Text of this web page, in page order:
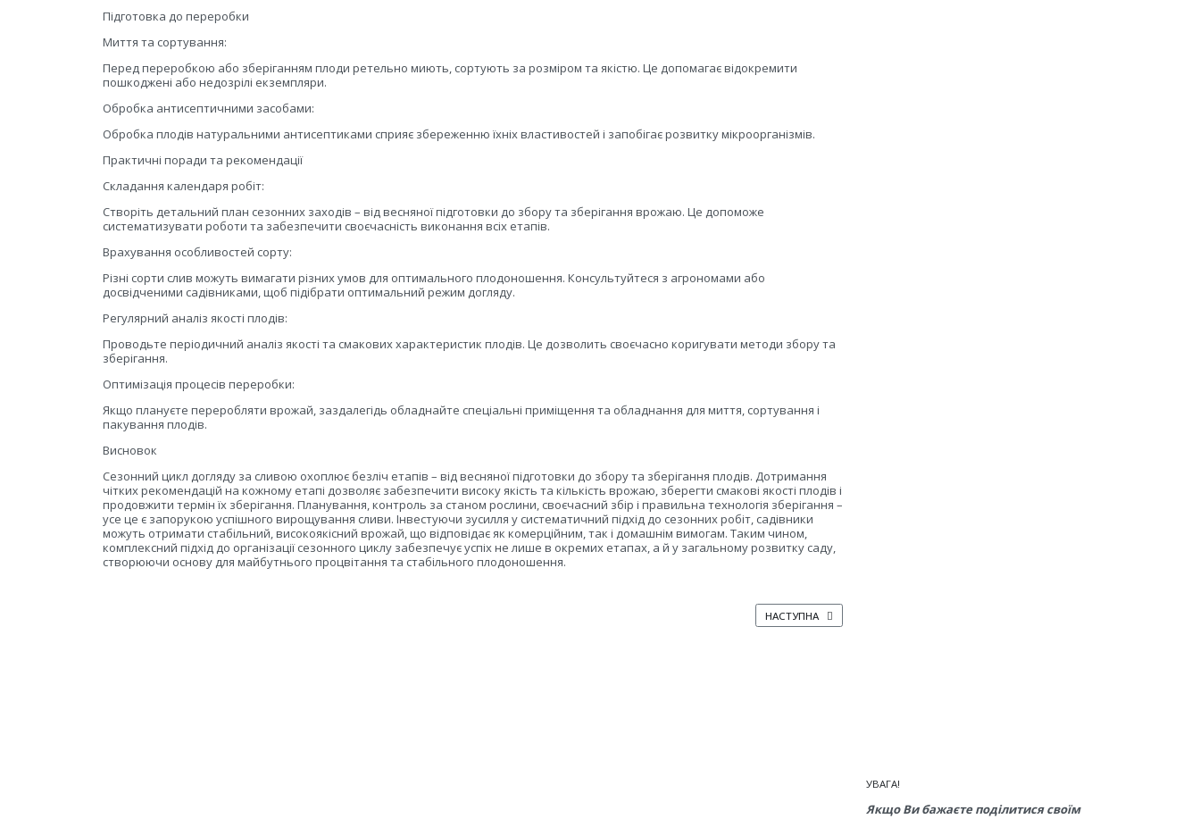
Підготовка до переробки
Миття та сортування:
Перед переробкою або зберіганням плоди ретельно миють, сортують за розміром та якістю. Це допомагає відокремити
пошкоджені або недозрілі екземпляри.
Обробка антисептичними засобами:
Обробка плодів натуральними антисептиками сприяє збереженню їхніх властивостей і запобігає розвитку мікроорганізмів.
Практичні поради та рекомендації
Складання календаря робіт:
Створіть детальний план сезонних заходів – від весняної підготовки до збору та зберігання врожаю. Це допоможе
систематизувати роботи та забезпечити своєчасність виконання всіх етапів.
Врахування особливостей сорту:
Різні сорти слив можуть вимагати різних умов для оптимального плодоношення. Консультуйтеся з агрономами або
досвідченими садівниками, щоб підібрати оптимальний режим догляду.
Регулярний аналіз якості плодів:
Проводьте періодичний аналіз якості та смакових характеристик плодів. Це дозволить своєчасно коригувати методи збору та
зберігання.
Оптимізація процесів переробки:
Якщо плануєте переробляти врожай, заздалегідь обладнайте спеціальні приміщення та обладнання для миття, сортування і
пакування плодів.
Висновок
Сезонний цикл догляду за сливою охоплює безліч етапів – від весняної підготовки до збору та зберігання плодів. Дотримання
чітких рекомендацій на кожному етапі дозволяє забезпечити високу якість та кількість врожаю, зберегти смакові якості плодів і
продовжити термін їх зберігання. Планування, контроль за станом рослини, своєчасний збір і правильна технологія зберігання –
усе це є запорукою успішного вирощування сливи. Інвестуючи зусилля у систематичний підхід до сезонних робіт, садівники
можуть отримати стабільний, високоякісний врожай, що відповідає як комерційним, так і домашнім вимогам. Таким чином,
комплексний підхід до організації сезонного циклу забезпечує успіх не лише в окремих етапах, а й у загальному розвитку саду,
створюючи основу для майбутнього процвітання та стабільного плодоношення.
НАСТУПНА СТАТТЯ: ЕФЕКТИВНЕ УПРАВЛІННЯ РИЗИКАМИ У ВИРОЩУВАННІ СЛИВИ –
НАСТУПНА
УВАГА!
Якщо Ви бажаєте поділитися своїм